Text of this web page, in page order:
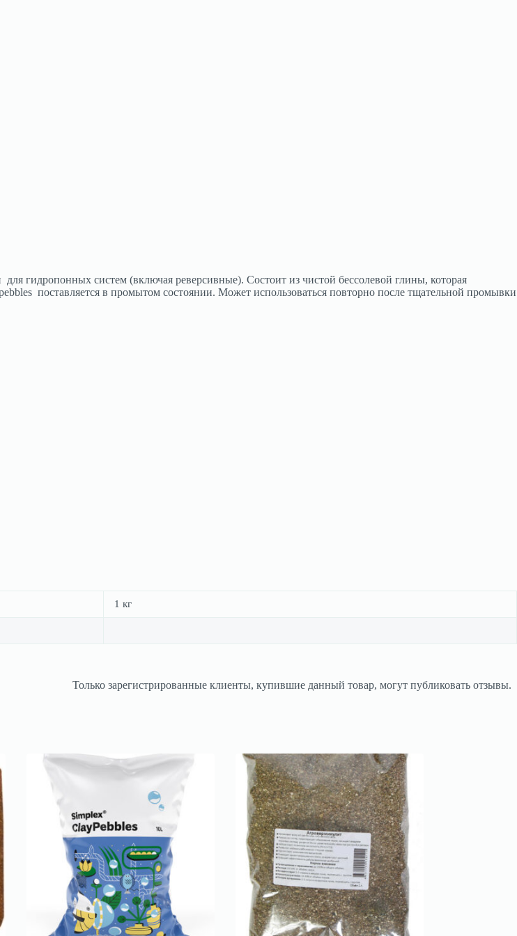
гидропонных систем (включая реверсивные). Состоит из чистой бессолевой глины, которая
поставляется в промытом состоянии. Может использоваться повторно после тщательной промывки
1 кг
Только зарегистрированные клиенты, купившие данный товар, могут публиковать отзывы.